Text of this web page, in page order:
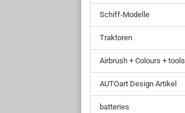
Schiff-Modelle
Traktoren
Airbrush + Colours + tools
AUTOart Design Artikel
batteries